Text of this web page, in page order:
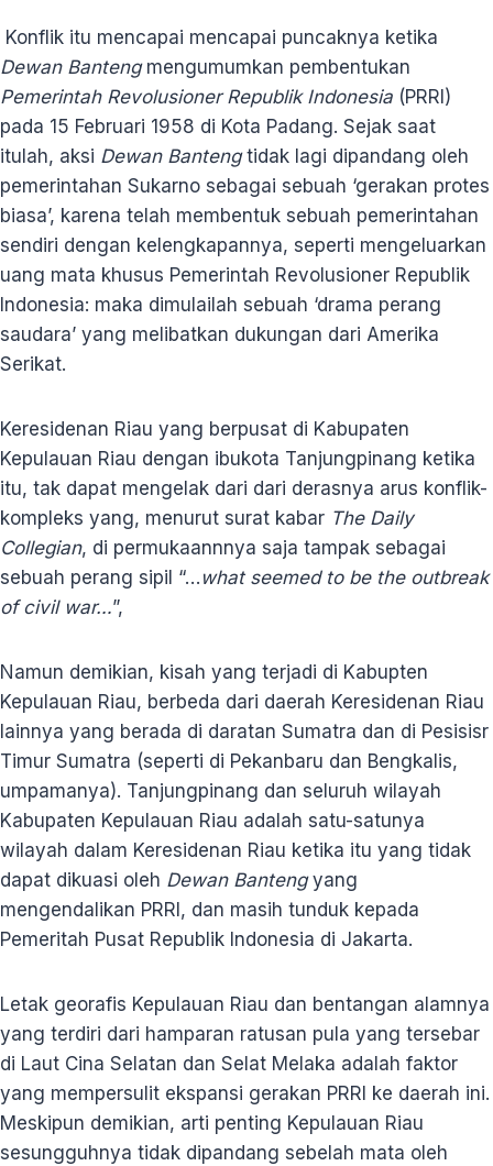
Konflik itu mencapai mencapai puncaknya ketika
Dewan Bantengmengumumkan pembentukan
Pemerintah Revolusioner Republik Indonesia (PRRI)
pada 15 Februari 1958 di Kota Padang. Sejak saat
itulah, aksi Dewan Bantengtidak lagi dipandang oleh
pemerintahan Sukarno sebagai sebuah ‘gerakan protes
biasa’, karena telah membentuk sebuah pemerintahan
sendiri dengan kelengkapannya, seperti mengeluarkan
uang mata khusus Pemerintah Revolusioner Republik
Indonesia: maka dimulailah sebuah ‘drama perang
saudara’ yang melibatkan dukungan dari Amerika
Serikat.
Keresidenan Riau yang berpusat di Kabupaten
Kepulauan Riau dengan ibukota Tanjungpinang ketika
itu, tak dapat mengelak dari dari derasnya arus konflik-
kompleks yang, menurut surat kabar The Daily
Collegian, di permukaannnya saja tampak sebagai
sebuah perang sipil “… what seemed to be the outbreak
of civil war…”,
Namun demikian, kisah yang terjadi di Kabupten
Kepulauan Riau, berbeda dari daerah Keresidenan Riau
lainnya yang berada di daratan Sumatra dan di Pesisisr
Timur Sumatra (seperti di Pekanbaru dan Bengkalis,
umpamanya). Tanjungpinang dan seluruh wilayah
Kabupaten Kepulauan Riau adalah satu-satunya
wilayah dalam Keresidenan Riau ketika itu yang tidak
dapat dikuasi oleh Dewan Bantengyang
mengendalikan PRRI, dan masih tunduk kepada
Pemeritah Pusat Republik Indonesia di Jakarta.
Letak georafis Kepulauan Riau dan bentangan alamnya
yang terdiri dari hamparan ratusan pula yang tersebar
di Laut Cina Selatan dan Selat Melaka adalah faktor
yang mempersulit ekspansi gerakan PRRI ke daerah ini.
Meskipun demikian, arti penting Kepulauan Riau
sesungguhnya tidak dipandang sebelah mata oleh